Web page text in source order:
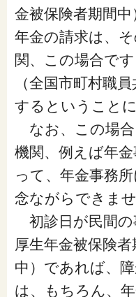
金被保険者期間
年金の請求は、
関、この場合で
（全国市町村職
するということ
なお、この場合
機関、例えば年
って、年金事務
念ながらできませ
初診日が民間の
厚生年金被保険
中）であれば、
は、もちろん、